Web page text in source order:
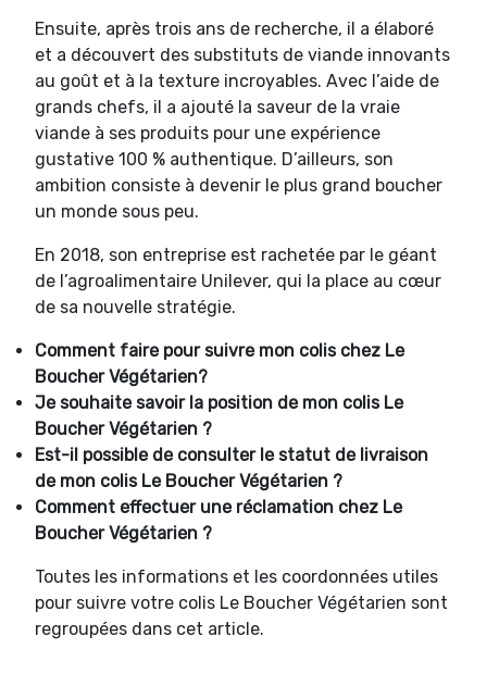
Ensuite, après trois ans de recherche, il a élaboré
et a découvert des substituts de viande innovants
au goût et à la texture incroyables. Avec l’aide de
grands chefs, il a ajouté la saveur de la vraie
viande à ses produits pour une expérience
gustative 100 % authentique. D’ailleurs, son
ambition consiste à devenir le plus grand boucher
un monde sous peu.
En 2018, son entreprise est rachetée par le géant
de l’agroalimentaire Unilever, qui la place au cœur
de sa nouvelle stratégie.
Comment faire pour suivre mon colis chez Le
Boucher Végétarien?
Je souhaite savoir la position de mon colis Le
Boucher Végétarien ?
Est-il possible de consulter le statut de livraison
de mon colis Le Boucher Végétarien ?
Comment effectuer une réclamation chez Le
Boucher Végétarien ?
Toutes les informations et les coordonnées utiles
pour suivre votre colis Le Boucher Végétarien sont
regroupées dans cet article.